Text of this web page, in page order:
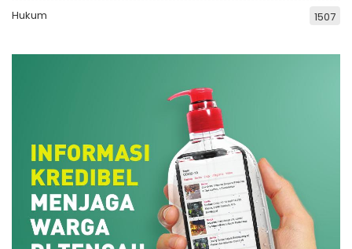
Hukum 1507